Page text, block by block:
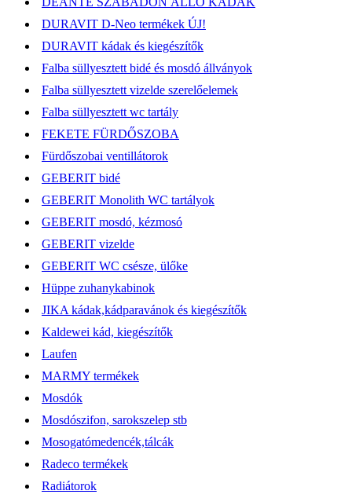
DURAVIT D-Neo termékek ÚJ!
DURAVIT kádak és kiegészítők
Falba süllyesztett bidé és mosdó állványok
Falba süllyesztett vizelde szerelőelemek
Falba süllyesztett wc tartály
FEKETE FÜRDŐSZOBA
Fürdőszobai ventillátorok
GEBERIT bidé
GEBERIT Monolith WC tartályok
GEBERIT mosdó, kézmosó
GEBERIT vizelde
GEBERIT WC csésze, ülőke
Hüppe zuhanykabinok
JIKA kádak,kádparavánok és kiegészítők
Kaldewei kád, kiegészítők
Laufen
MARMY termékek
Mosdók
Mosdószifon, sarokszelep stb
Mosogatómedencék,tálcák
Radeco termékek
Radiátorok